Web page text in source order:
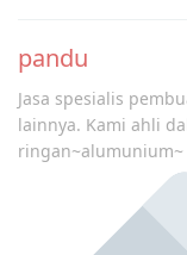
navigation
pandu
Jasa spesialis
lainnya. Kami ahli
ringan~alumunium~